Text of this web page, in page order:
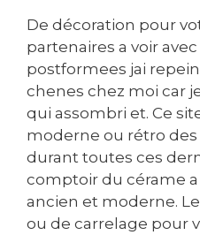
De décoration pour
partenaires a voir
postformees jai
chenes chez moi car
qui assombri et. Ce
moderne ou rétro des
durant toutes ces
comptoir du cérame
ancien et moderne.
ou de carrelage pour